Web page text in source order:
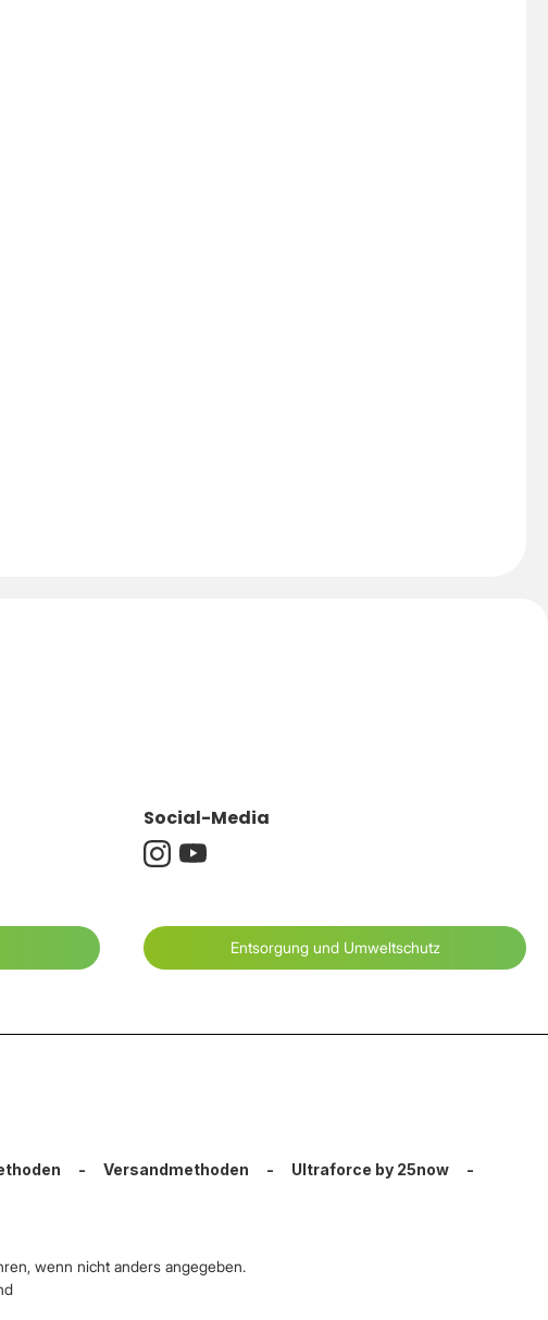
Entsorgung und Umweltschutz
Social-Media
- Versandmethoden - Ultraforce by 25now
-
wenn nicht anders angegeben.